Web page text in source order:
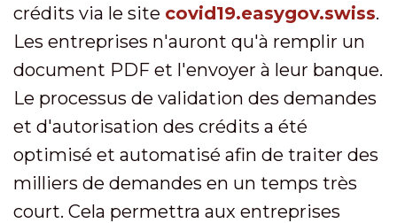
crédits via le site covid19.easygov.swiss.
Les entreprises n'auront qu'à remplir un
document PDF et l'envoyer à leur banque.
Le processus de validation des demandes
et d'autorisation des crédits a été
optimisé et automatisé afin de traiter des
milliers de demandes en un temps très
court. Cela permettra aux entreprises